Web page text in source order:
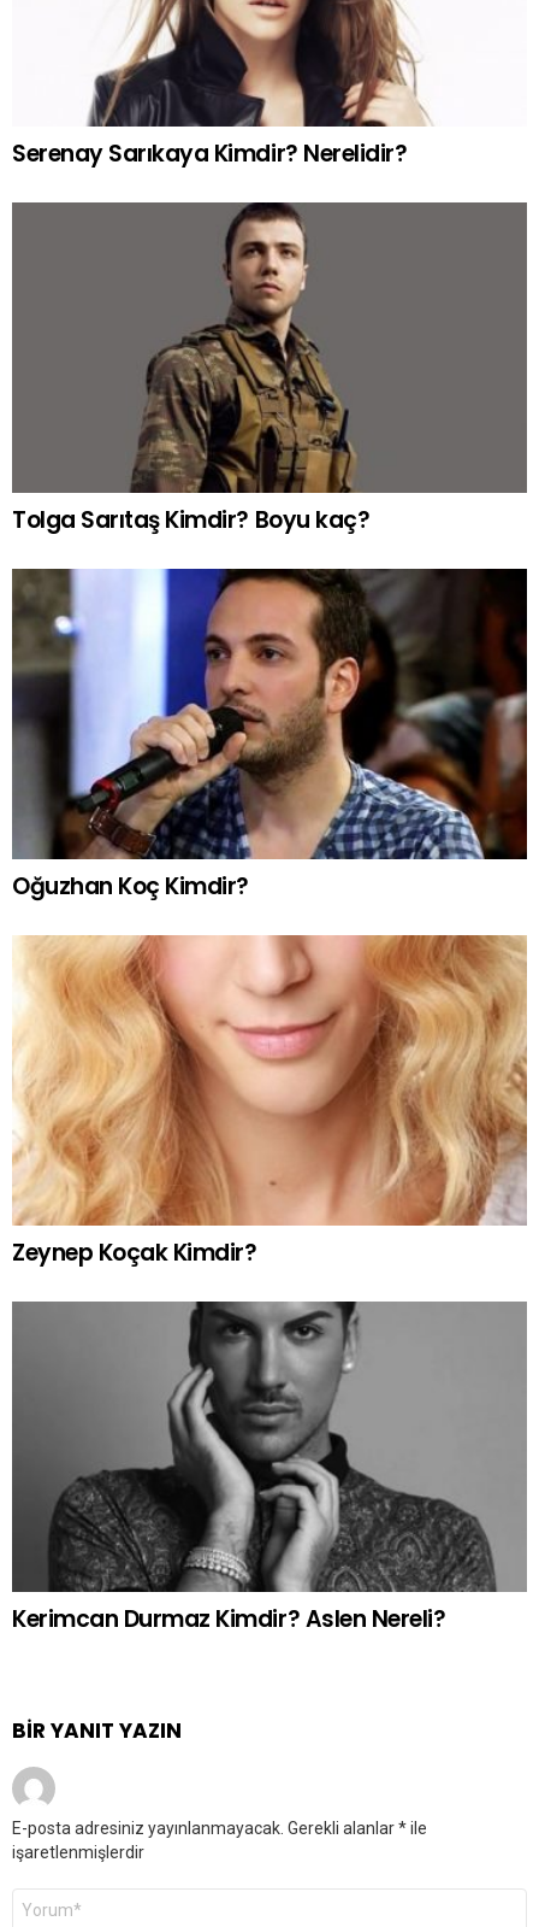
Serenay Sarıkaya Kimdir? Nerelidir?
Tolga Sarıtaş Kimdir? Boyu kaç?
Oğuzhan Koç Kimdir?
Zeynep Koçak Kimdir?
Kerimcan Durmaz Kimdir? Aslen Nereli?
BIR YANIT YAZIN
E-posta adresiniz yayınlanmayacak. Gerekli alanlar*ile
işaretlenmişlerdir
Yorum